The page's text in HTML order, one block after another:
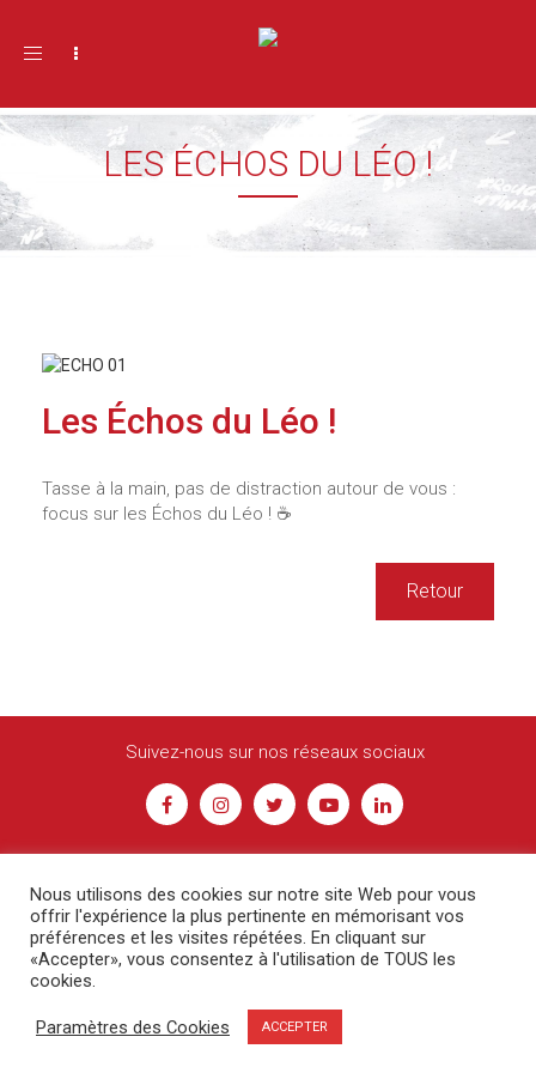
Toggle navigation
LES ÉCHOS DU LÉO !
Les Échos du Léo !
Tasse à la main, pas de distraction autour de vous :
focus sur les Échos du Léo ! ☕️
Retour
Suivez-nous sur nos réseaux sociaux
© Racing Besançon -
Nous utilisons des cookies sur notre site Web pour vous
offrir l'expérience la plus pertinente en mémorisant vos
préférences et les visites répétées. En cliquant sur
«Accepter», vous consentez à l'utilisation de TOUS les
cookies.
Paramètres des Cookies ACCEPTER